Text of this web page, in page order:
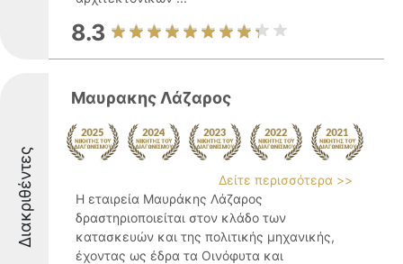
8.3
Διακριθέντες
Μαυρακης Λάζαρος
Δείτε περισσότερα >>
Η εταιρεία Μαυράκης Λάζαρος
δραστηριοποιείται στον κλάδο των
κατασκευών και της πολιτικής μηχανικής,
έχοντας ως έδρα τα Οινόφυτα και